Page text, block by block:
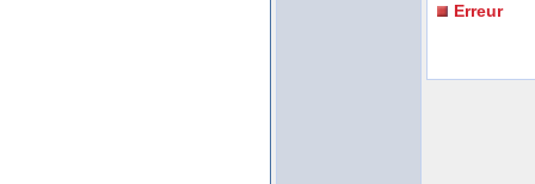
Erreur